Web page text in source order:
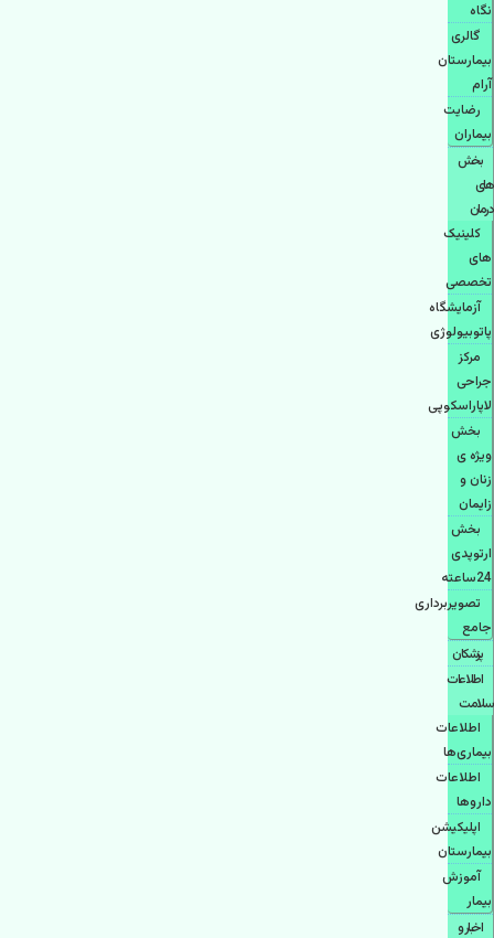
نگاه
گالری
بیمارستان
آرام
رضایت
بیماران
بخش
های
درمان
کلینیک
های
تخصصی
آزمایشگاه
پاتوبیولوژی
مرکز
جراحی
لاپاراسکوپی
بخش
ویژه ی
زنان و
زایمان
بخش
ارتوپدی
24ساعته
تصویربرداری
جامع
پزشكان
اطلاعات
سلامت
اطلاعات
بیماری‌ها
اطلاعات
دارو‌ها
اپليكيشن
بيمارستان
آموزش
بیمار
اخبار و